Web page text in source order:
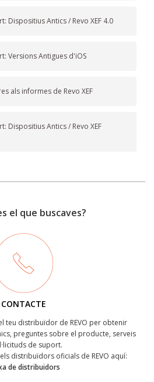
Dispositius Antics / Revo XEF 4.0
Versions Antigues d'iOS
als informes de Revo XEF
Dispositius Antics / Revo XEF
el que buscaves?
CONTACTE
teu distribuïdor de REVO per obtenir
preguntes sobre el producte, serveis
de suport.
distribuïdors oficials de REVO aquí:
de distribuidors